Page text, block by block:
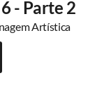
- Parte 2
Artística